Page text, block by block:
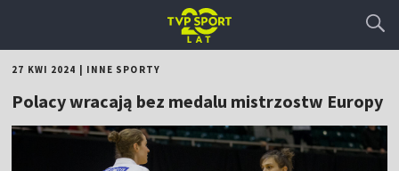
27 KWI 2024 INNE SPORTY
Polacy wracają bez medalu mistrzostw Europy